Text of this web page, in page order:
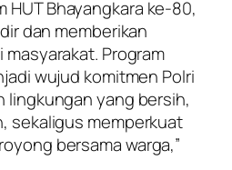
HUT Bhayangkara ke-80,
dan memberikan
Program
wujud komitmen Polri
lingkungan yang bersih,
sekaligus memperkuat
bersama warga,”